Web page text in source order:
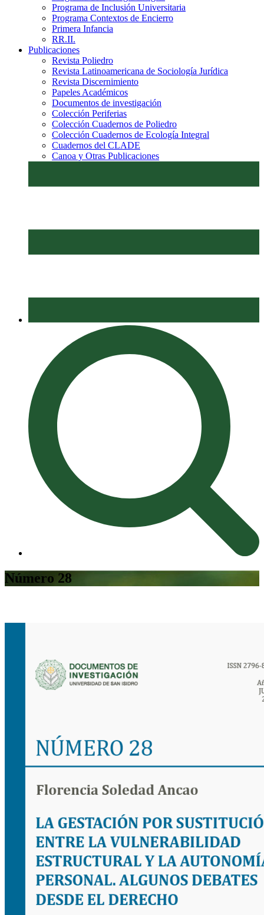
Programa de Inclusión Universitaria
Programa Contextos de Encierro
Primera Infancia
RR.II.
Publicaciones
Revista Poliedro
Revista Latinoamericana de Sociología Jurídica
Revista Discernimiento
Papeles Académicos
Documentos de investigación
Colección Periferias
Colección Cuadernos de Poliedro
Colección Cuadernos de Ecología Integral
Cuadernos del CLADE
Canoa y Otras Publicaciones
Número 28